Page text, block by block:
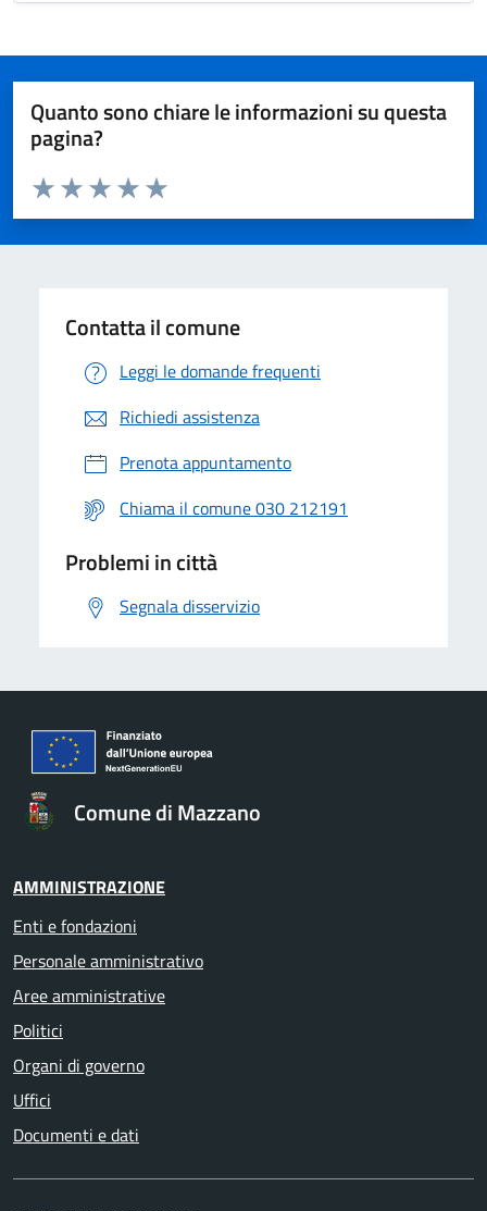
Quanto sono chiare le informazioni su questa
pagina?
Valuta da 1 a 5 stelle la pagina
Valuta 5 stelle su 5
Valuta 4 stelle su 5
Valuta 3 stelle su 5
Valuta 2 stelle su 5
Valuta 1 stelle su 5
Contatta il comune
Leggi le domande frequenti
Richiedi assistenza
Prenota appuntamento
Chiama il comune 030 212191
Problemi in città
Segnala disservizio
Comune di Mazzano
AMMINISTRAZIONE
Enti e fondazioni
Personale amministrativo
Aree amministrative
Politici
Organi di governo
Uffici
Documenti e dati